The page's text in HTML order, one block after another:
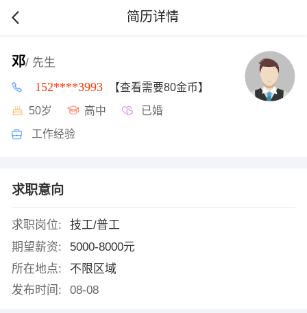
简历详情
邓/ 先生
152****3993 【查看需要80金币】
50岁 高中 已婚
工作经验
求职意向
求职岗位:
技工/普工
期望薪资:
5000-8000元
所在地点:
不限区域
发布时间:
08-08